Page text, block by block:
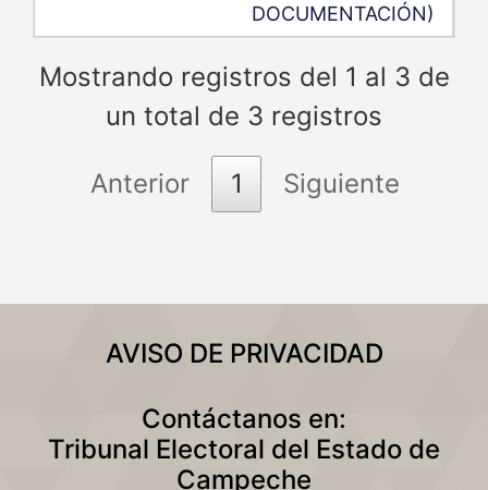
DOCUMENTACIÓN)
Mostrando registros del 1 al 3 de
un total de 3 registros
Anterior 1 Siguiente
AVISO DE PRIVACIDAD
Contáctanos en:
Tribunal Electoral del Estado de
Campeche